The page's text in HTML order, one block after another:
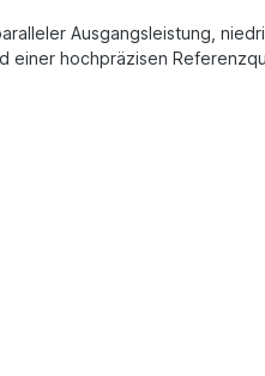
Ausgangsleistung,
hochpräzisen